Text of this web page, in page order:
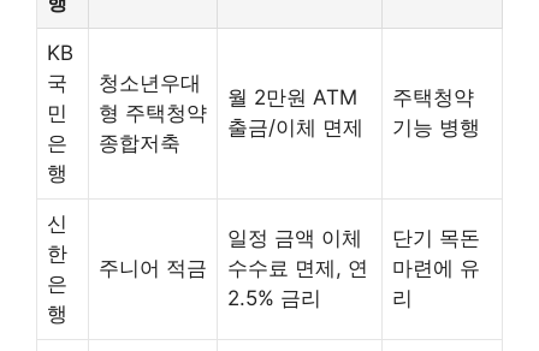
KB
국
민
은
행
청소년우대
형 주택청약
종합저축
월 2만원 ATM
출금/이체 면제
주택청약
기능 병행
신
한
은
행
주니어 적금
일정 금액 이체
수수료 면제, 연
2.5% 금리
단기 목돈
마련에 유
리